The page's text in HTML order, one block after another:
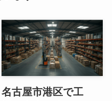
名古屋市港区で工